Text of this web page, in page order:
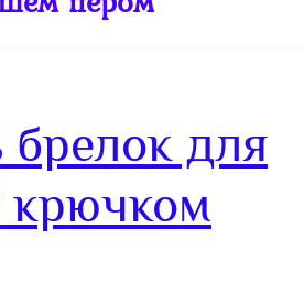
брелок для